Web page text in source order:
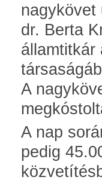
nagykövet
dr. Berta
államtitkár
A
A nap
pedig